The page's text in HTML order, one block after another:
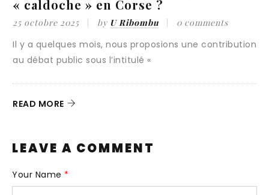
0 comments
une contribution
28 mars 2025
Au seuil de cette nouvelle année,
constater que les espoirs, nourris par
LEAVE A COMMENT
Your Name *